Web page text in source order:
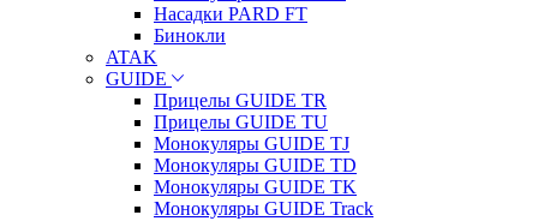
Насадки PARD FT
Бинокли
ATAK
GUIDE
Прицелы GUIDE TR
Прицелы GUIDE TU
Монокуляры GUIDE TJ
Монокуляры GUIDE TD
Монокуляры GUIDE TK
Монокуляры GUIDE Track